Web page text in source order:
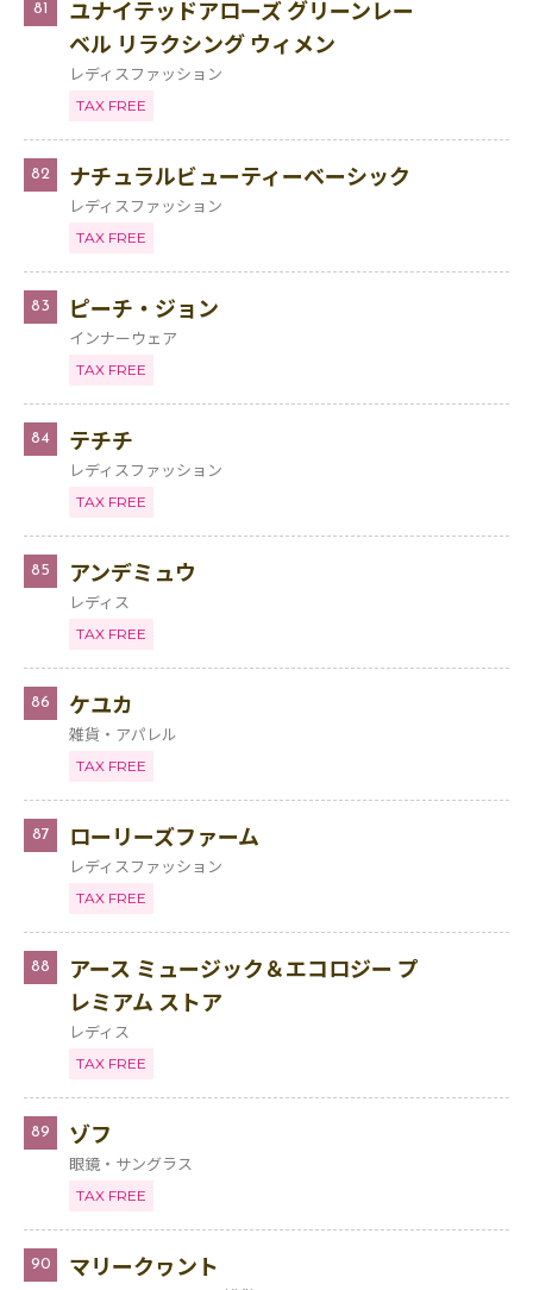
81
ユナイテッドアローズ グリーンレー
ベル リラクシング ウィメン
レディスファッション
TAX FREE
82 ナチュラルビューティーベーシック
レディスファッション
TAX FREE
83 ピーチ・ジョン
インナーウェア
TAX FREE
84 テチチ
レディスファッション
TAX FREE
85 アンデミュウ
レディス
TAX FREE
86 ケユカ
雑貨・アパレル
TAX FREE
87 ローリーズファーム
レディスファッション
TAX FREE
88
アース ミュージック＆エコロジー プ
レミアム ストア
レディス
TAX FREE
89 ゾフ
眼鏡・サングラス
TAX FREE
90 マリークヮント